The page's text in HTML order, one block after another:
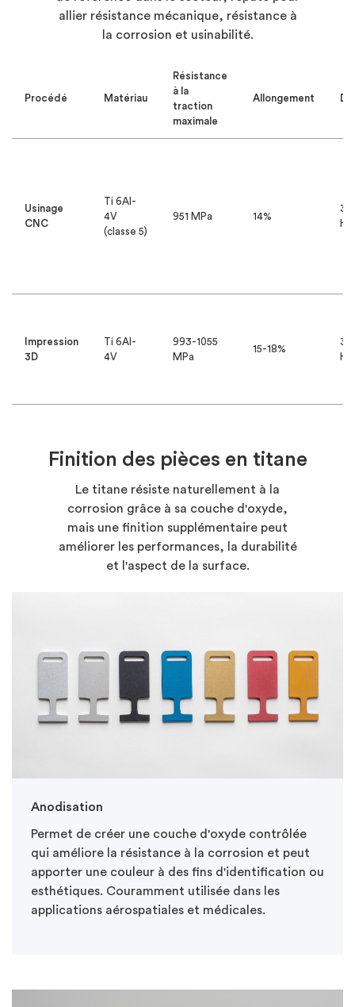
allier résistance mécanique, résistance à
la corrosion et usinabilité.
Procédé Matériau
Résistance
à la
traction
maximale
Allongement
Usinage
CNC
Ti 6Al-
4V
(classe 5)
951 MPa 14%
Impression
3D
Ti 6Al-
4V
993-1055
MPa
15-18%
Finition des pièces en titane
Le titane résiste naturellement à la
corrosion grâce à sa couche d'oxyde,
mais une finition supplémentaire peut
améliorer les performances, la durabilité
et l'aspect de la surface.
Anodisation
Permet de créer une couche d'oxyde contrôlée
qui améliore la résistance à la corrosion et peut
apporter une couleur à des fins d'identification ou
esthétiques. Couramment utilisée dans les
applications aérospatiales et médicales.